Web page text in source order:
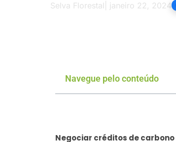
Selva Florestal janeiro 22, 2024
Navegue pelo conteúdo
Negociar créditos de carbono